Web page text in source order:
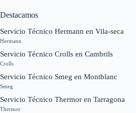
Destacamos
Servicio Técnico Hermann en Vila-seca
Hermann
Servicio Técnico Crolls en Cambrils
Crolls
Servicio Técnico Smeg en Montblanc
Smeg
Servicio Técnico Thermor en Tarragona
Thermor